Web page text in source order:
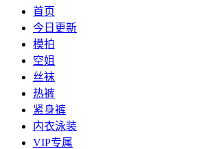
首页
今日更新
模拍
空姐
丝袜
热裤
紧身裤
内衣泳装
VIP专属